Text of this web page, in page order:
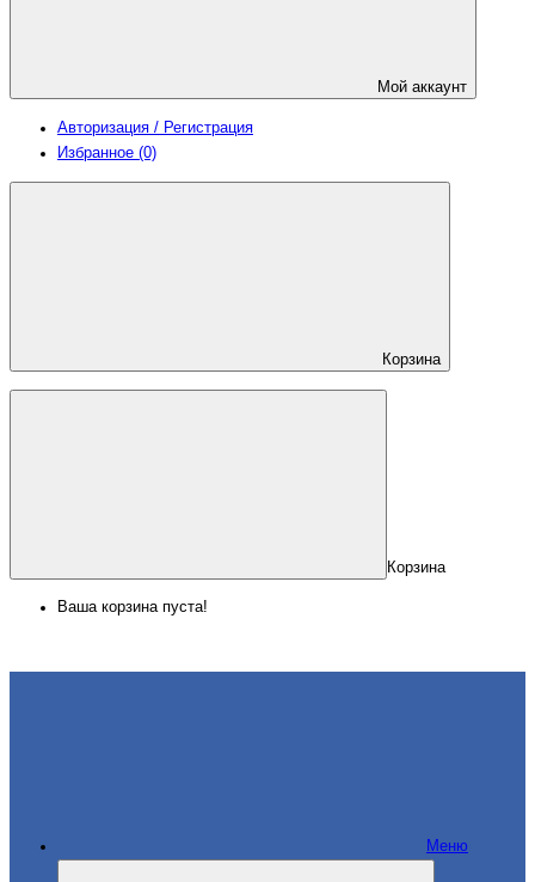
Мой аккаунт
Авторизация / Регистрация
Избранное (0)
Корзина
Корзина
Ваша корзина пуста!
Меню